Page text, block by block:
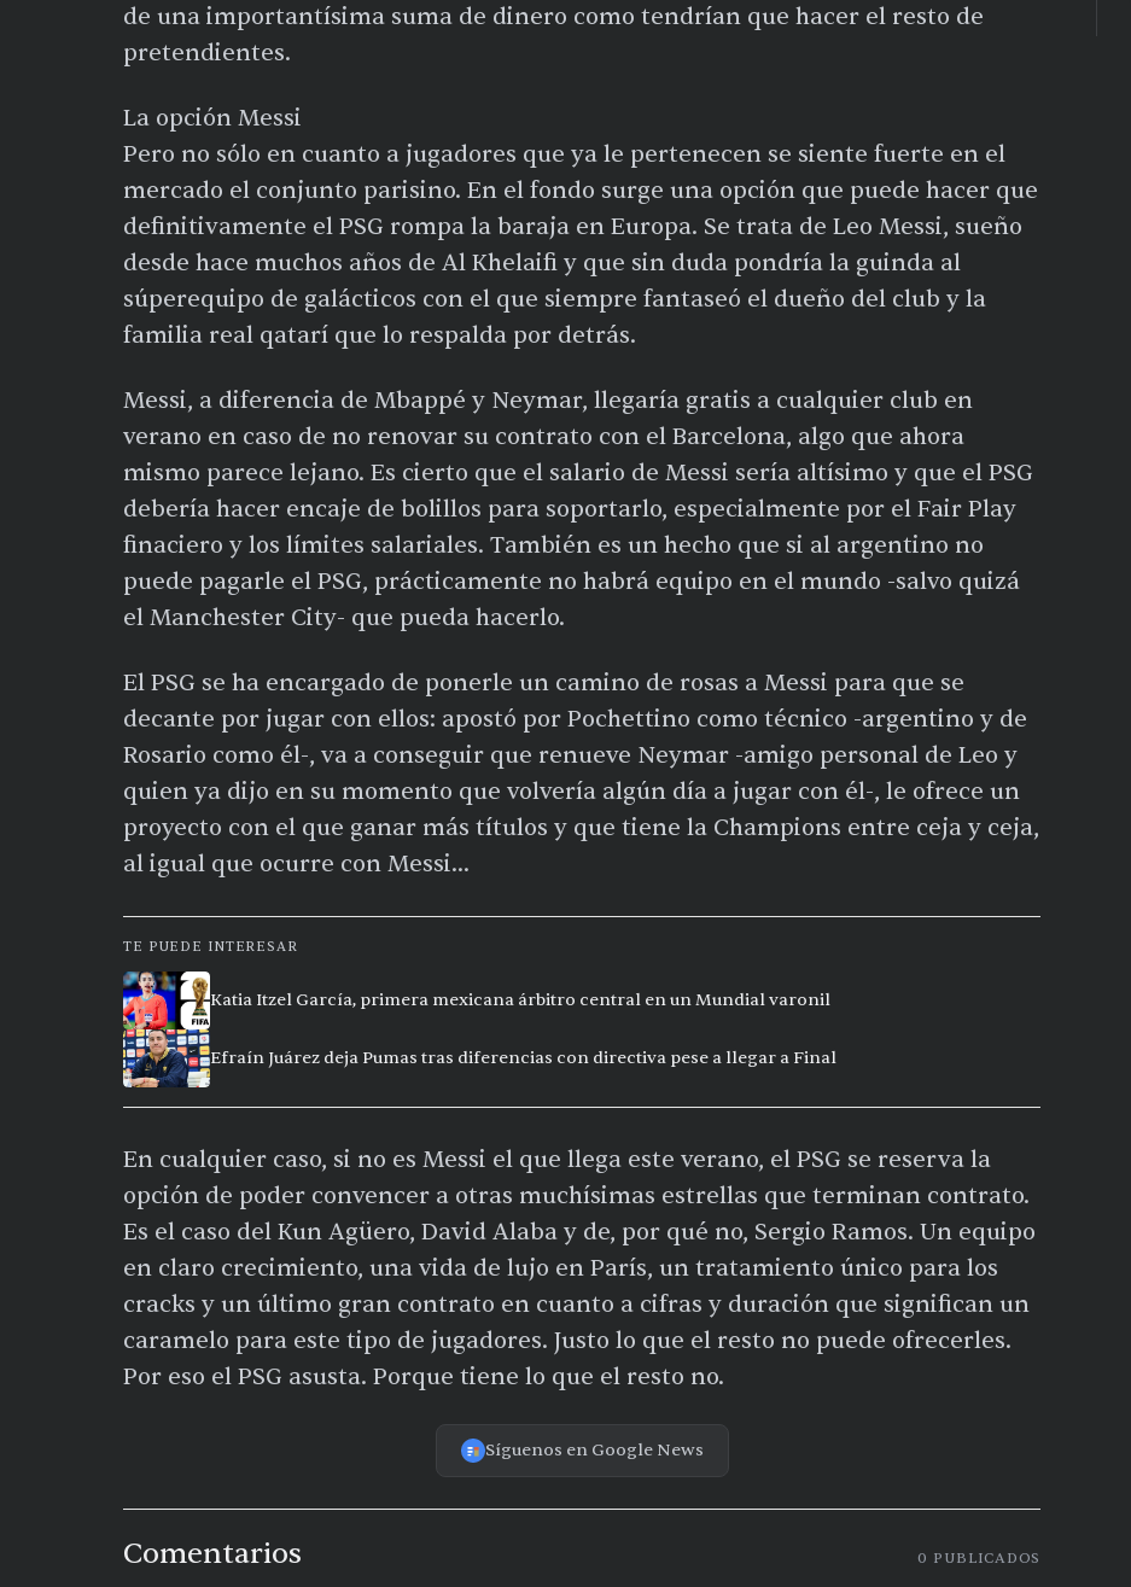
de una importantísima suma de dinero como tendrían que hacer el resto de
pretendientes.
La opción Messi
Pero no sólo en cuanto a jugadores que ya le pertenecen se siente fuerte en el
mercado el conjunto parisino. En el fondo surge una opción que puede hacer que
definitivamente el PSG rompa la baraja en Europa. Se trata de Leo Messi, sueño
desde hace muchos años de Al Khelaifi y que sin duda pondría la guinda al
súperequipo de galácticos con el que siempre fantaseó el dueño del club y la
familia real qatarí que lo respalda por detrás.
Messi, a diferencia de Mbappé y Neymar, llegaría gratis a cualquier club en
verano en caso de no renovar su contrato con el Barcelona, algo que ahora
mismo parece lejano. Es cierto que el salario de Messi sería altísimo y que el PSG
debería hacer encaje de bolillos para soportarlo, especialmente por el Fair Play
finaciero y los límites salariales. También es un hecho que si al argentino no
puede pagarle el PSG, prácticamente no habrá equipo en el mundo -salvo quizá
el Manchester City- que pueda hacerlo.
El PSG se ha encargado de ponerle un camino de rosas a Messi para que se
decante por jugar con ellos: apostó por Pochettino como técnico -argentino y de
Rosario como él-, va a conseguir que renueve Neymar -amigo personal de Leo y
quien ya dijo en su momento que volvería algún día a jugar con él-, le ofrece un
proyecto con el que ganar más títulos y que tiene la Champions entre ceja y ceja,
al igual que ocurre con Messi...
TE PUEDE INTERESAR
Katia Itzel García, primera mexicana árbitro central en un Mundial varonil
Efraín Juárez deja Pumas tras diferencias con directiva pese a llegar a Final
En cualquier caso, si no es Messi el que llega este verano, el PSG se reserva la
opción de poder convencer a otras muchísimas estrellas que terminan contrato.
Es el caso del Kun Agüero, David Alaba y de, por qué no, Sergio Ramos. Un equipo
en claro crecimiento, una vida de lujo en París, un tratamiento único para los
cracks y un último gran contrato en cuanto a cifras y duración que significan un
caramelo para este tipo de jugadores. Justo lo que el resto no puede ofrecerles.
Por eso el PSG asusta. Porque tiene lo que el resto no.
Síguenos en Google News
Comentarios 0 PUBLICADOS